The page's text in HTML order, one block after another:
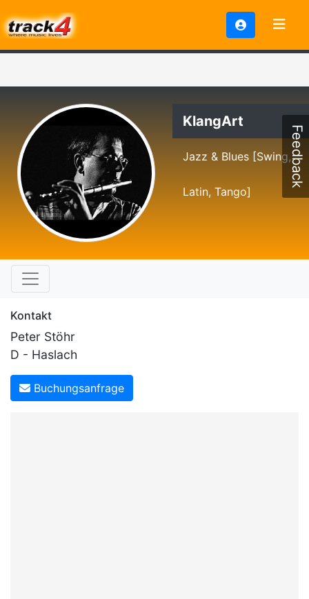
KlangArt
Jazz & Blues [Swing,
Latin, Tango]
Kontakt
Peter Stöhr
D - Haslach
Buchungsanfrage
Feedback